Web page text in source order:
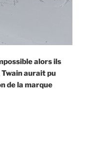
alors ils
aurait pu
de la marque